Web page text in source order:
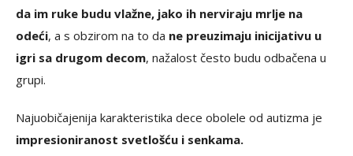
da im ruke budu vlažne, jako ih nerviraju mrlje na
odeći, a s obzirom na to da ne preuzimaju inicijativu u
igri sa drugom decom, nažalost često budu odbačena u
grupi.
Najuobičajenija karakteristika dece obolele od autizma je
impresioniranost svetlošću i senkama.